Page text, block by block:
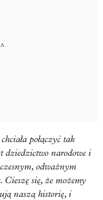
połączyć tak
dziedzictwo narodowe i
odważnym
się, że możemy
naszą historię, i